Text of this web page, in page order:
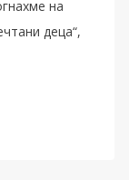
на
деца“,